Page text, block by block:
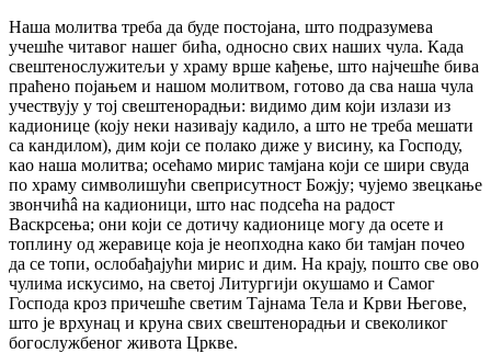
Наша молитва треба да буде постојана, што подразумева
учешће читавог нашег бића, односно свих наших чула. Када
свештенослужитељи у храму врше кађење, што најчешће бива
праћено појањем и нашом молитвом, готово да сва наша чула
учествују у тој свештенорадњи: видимо дим који излази из
кадионице (коју неки називају кадило, а што не треба мешати
са кандилом), дим који се полако диже у висину, ка Господу,
као наша молитва; осећамо мирис тамјана који се шири свуда
по храму символишући свеприсутност Божју; чујемо звецкање
звончићâ на кадионици, што нас подсећа на радост
Васкрсења; они који се дотичу кадионице могу да осете и
топлину од жеравице која је неопходна како би тамјан почео
да се топи, ослобађајући мирис и дим. На крају, пошто све ово
чулима искусимо, на светој Литургији окушамо и Самог
Господа кроз причешће светим Тајнама Тела и Крви Његове,
што је врхунац и круна свих свештенорадњи и свеколиког
богослужбеног живота Цркве.